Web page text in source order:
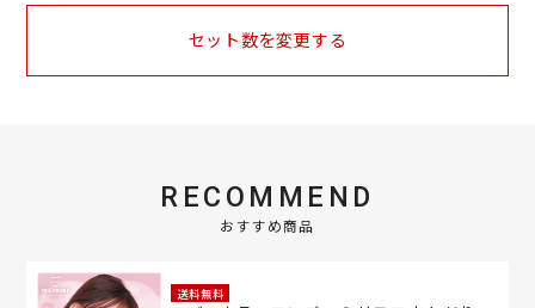
セット数を変更する
RECOMMEND
おすすめ商品
送料無料